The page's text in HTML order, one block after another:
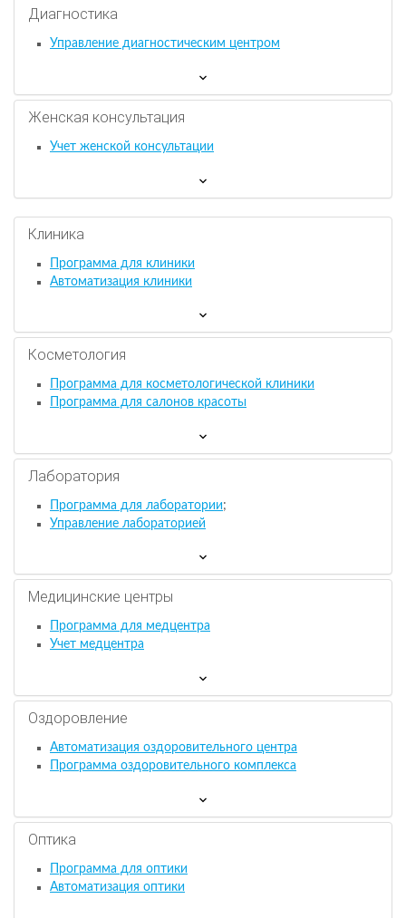
Диагностика
Управление диагностическим центром
Женская консультация
Учет женской консультации
Клиника
Программа для клиники
Автоматизация клиники
Косметология
Программа для косметологической клиники
Программа для салонов красоты
Лаборатория
Программа для лаборатории;
Управление лабораторией
Медицинские центры
Программа для медцентра
Учет медцентра
Оздоровление
Автоматизация оздоровительного центра
Программа оздоровительного комплекса
Оптика
Программа для оптики
Автоматизация оптики